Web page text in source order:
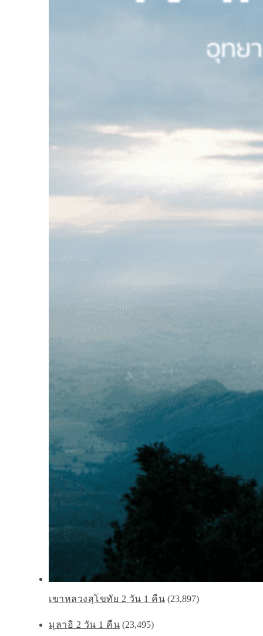
เขาหลวงสุโขทัย 2 วัน 1 คืน (23,897)
มุลาอิ 2 วัน 1 คืน (23,495)